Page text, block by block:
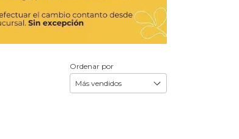
Ordenar por